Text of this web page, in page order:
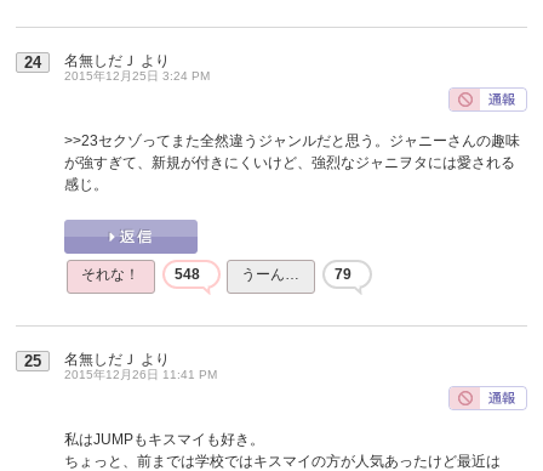
24 名無しだＪ より
2015年12月25日 3:24 PM
>>23セクゾってまた全然違うジャンルだと思う。ジャニーさんの趣味
が強すぎて、新規が付きにくいけど、強烈なジャニヲタには愛される
感じ。
それな！ 548 うーん… 79
25 名無しだＪ より
2015年12月26日 11:41 PM
私はJUMPもキスマイも好き。
ちょっと、前までは学校ではキスマイの方が人気あったけど最近は